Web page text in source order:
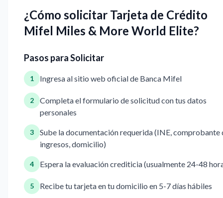
¿Cómo solicitar Tarjeta de Crédito
Mifel Miles & More World Elite?
Pasos para Solicitar
1 Ingresa al sitio web oficial de Banca Mifel
2
Completa el formulario de solicitud con tus datos
personales
3
Sube la documentación requerida (INE, comprobante
ingresos, domicilio)
4 Espera la evaluación crediticia (usualmente 24-48
5 Recibe tu tarjeta en tu domicilio en 5-7 días hábiles